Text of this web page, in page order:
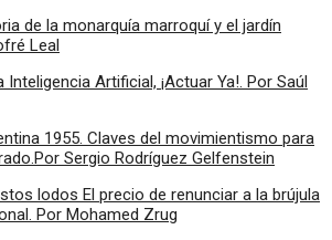
de la monarquía marroquí y el jardín
Leal
Artificial, ¡Actuar Ya!. Por Saúl
1955. Claves del movimientismo para
Sergio Rodríguez Gelfenstein
lodos El precio de renunciar a la brújula
Por Mohamed Zrug